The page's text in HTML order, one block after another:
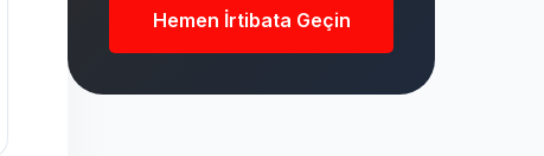
Hemen İrtibata Geçin